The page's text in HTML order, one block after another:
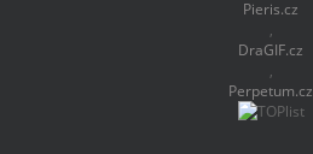
Pieris.cz
,
DraGIF.cz
,
Perpetum.cz